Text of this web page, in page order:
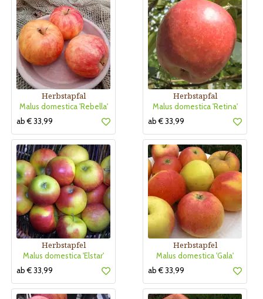
Herbstapfal
Malus domestica 'Rebella'
ab € 33,99
Herbstapfal
Malus domestica 'Retina'
ab € 33,99
Herbstapfel
Malus domestica 'Elstar'
ab € 33,99
Herbstapfel
Malus domestica 'Gala'
ab € 33,99